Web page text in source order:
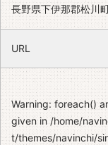
長野県下伊那郡松川
URL
Warning: foreach()
given in/home/
t/themes/navinchi/